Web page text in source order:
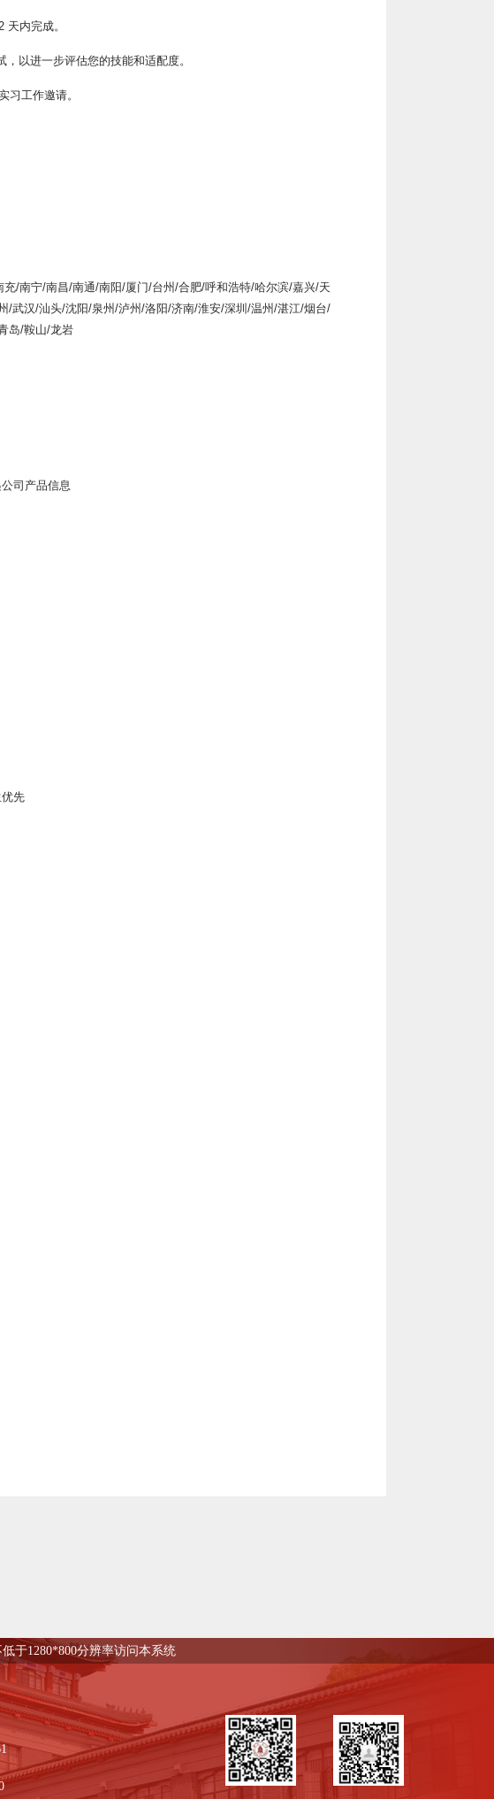
内完成。
以进一步评估您的技能和适配度。
习工作邀请。
/南宁/南昌/南通/南阳/厦门/台州/合肥/呼和浩特/哈尔滨/嘉兴/天
武汉/汕头/沈阳/泉州/泸州/洛阳/济南/淮安/深圳/温州/湛江/烟台/
岛/鞍山/龙岩
司产品信息
先
于1280*800分辨率访问本系统